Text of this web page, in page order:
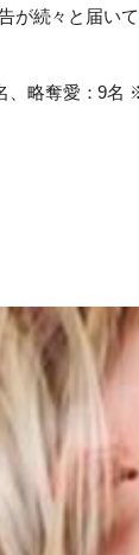
が続々と届いて
、略奪愛：9